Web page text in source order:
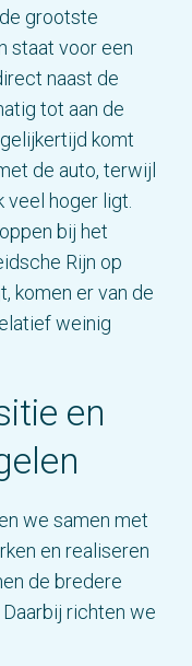
grootste
staat voor een
naast de
tot aan de
komt
de auto, terwijl
veel hoger ligt.
bij het
Rijn op
komen er van de
weinig
en
we samen met
en realiseren
de bredere
richten we